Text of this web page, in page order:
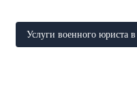
Услуги военного юриста